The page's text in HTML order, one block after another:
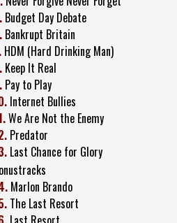
Budget Day Debate
Bankrupt Britain
HDM (Hard Drinking Man)
Keep It Real
Pay to Play
Internet Bullies
We Are Not the Enemy
Predator
Last Chance for Glory
Marlon Brando
The Last Resort